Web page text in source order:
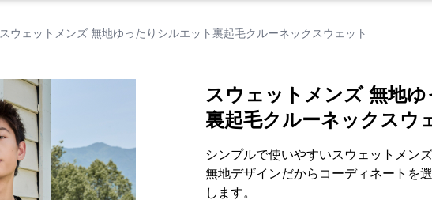
スウェットメンズ 無地ゆったりシルエット裏起毛クルーネックスウェット
スウェットメンズ 無地
裏起毛クルーネックスウ
シンプルで使いやすいスウェットメン
無地デザインだからコーディネートを
します。